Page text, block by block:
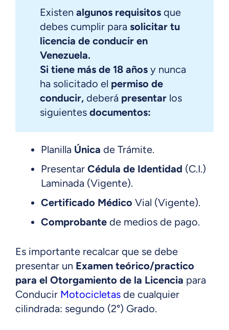
Existen algunos requisitosque
debes cumplir para solicitar tu
licencia de conducir en
Venezuela.
Si tiene más de 18 añosy nunca
ha solicitado el permiso de
conducir,deberá presentar los
siguientesdocumentos:
Planilla Única de Trámite.
Presentar Cédula de Identidad (C.I.)
Laminada (Vigente).
Certifi­cado Médico Vial (Vigente).
Comprobante de medios de pago.
Es importante recalcar que se debe
presentar un Examen teórico/practico
para el Otorgamiento de la Licencia para
Conducir Motocicletas de cualquier
cilindrada: segundo (2°) Grado.